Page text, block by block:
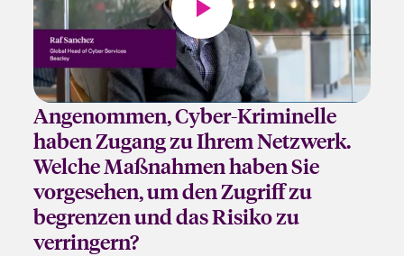
Angenommen, Cyber-Kriminelle
haben Zugang zu Ihrem Netzwerk.
Welche Maßnahmen haben Sie
vorgesehen, um den Zugriff zu
begrenzen und das Risiko zu
verringern?